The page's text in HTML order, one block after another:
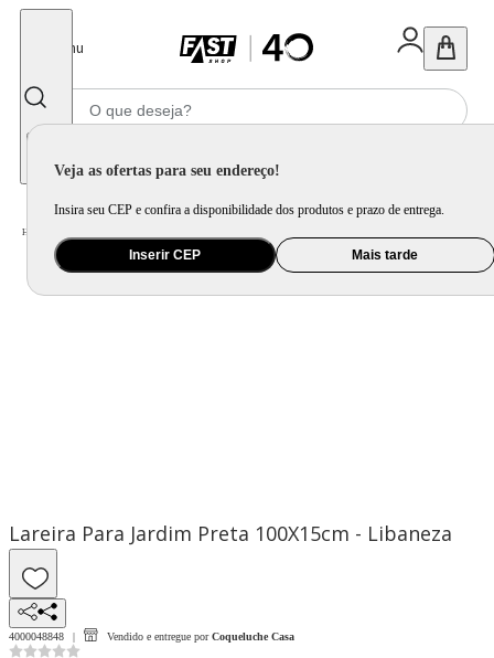
Menu
Veja as ofertas para seu endereço!
Insira seu CEP e confira a disponibilidade dos produtos e prazo de entrega.
Inserir CEP Mais tarde
Home
Lareira Para Jardim Preta 100X15cm - Libaneza
4000048848 Vendido e entregue por Coqueluche Casa